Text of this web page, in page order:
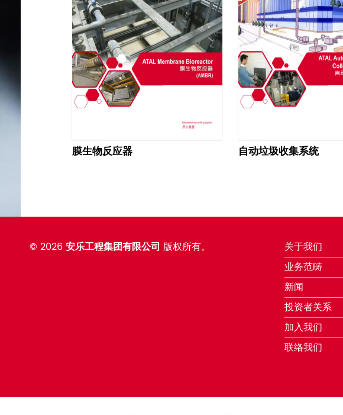
膜生物反应器 自动垃圾收集系统
© 2026安乐工程集团有限公司 版权所有。
关于我们
业务范畴
新闻
投资者关系
加入我们
联络我们